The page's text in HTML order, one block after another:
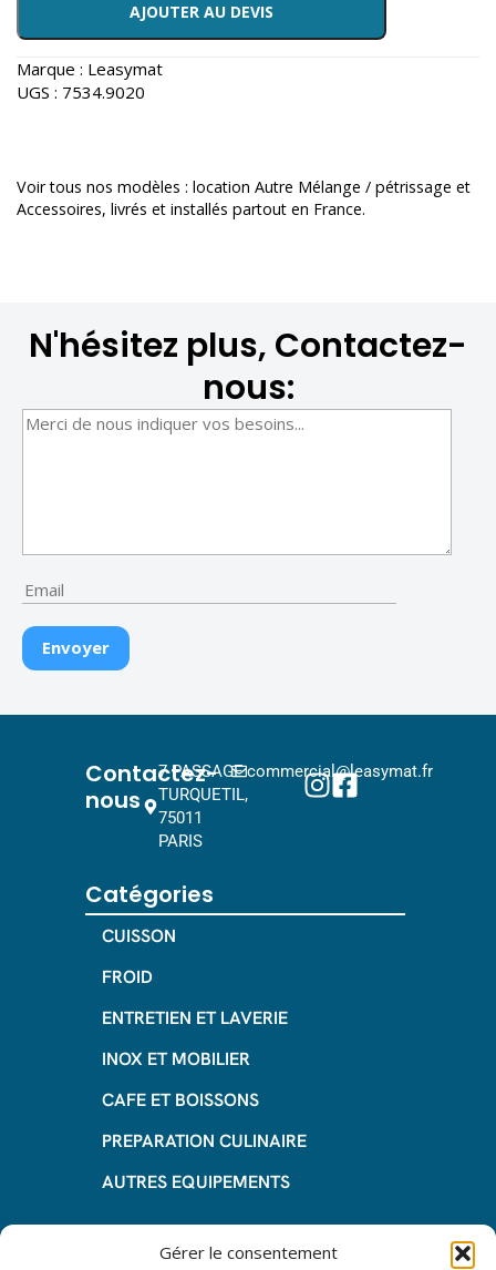
Gérer le consentement
AJOUTER AU DEVIS
Marque : Leasymat
UGS : 7534.9020
Voir tous nos modèles : location Autre Mélange / pétrissage et
Accessoires, livrés et installés partout en France.
N'hésitez plus, Contactez-
nous:
Contactez-
nous
7 PASSAGE
TURQUETIL,
75011
PARIS
commercial@leasymat.fr
Catégories
CUISSON
FROID
ENTRETIEN ET LAVERIE
INOX ET MOBILIER
CAFE ET BOISSONS
PREPARATION CULINAIRE
AUTRES EQUIPEMENTS
Informations